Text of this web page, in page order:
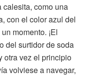
como una
con el color azul del
momento. ¡El
del surtidor de soda
otra vez el principio
volviese a navegar,